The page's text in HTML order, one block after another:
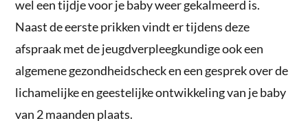
wel een tijdje voor je baby weer gekalmeerd is.
Naast de eerste prikken vindt er tijdens deze
afspraak met de jeugdverpleegkundige ook een
algemene gezondheidscheck en een gesprek over de
lichamelijke en geestelijke ontwikkeling van je baby
van 2 maanden plaats.